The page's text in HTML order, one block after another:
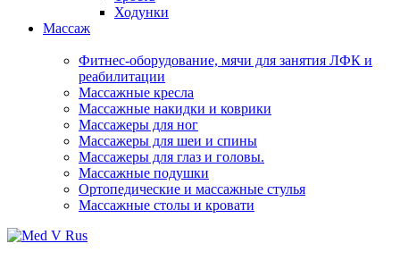
Ходунки
Массаж
Фитнес-оборудование, мячи для занятия ЛФК и
реабилитации
Массажные кресла
Массажные накидки и коврики
Массажеры для ног
Массажеры для шеи и спины
Массажеры для глаз и головы.
Массажные подушки
Ортопедические и массажные стулья
Массажные столы и кровати